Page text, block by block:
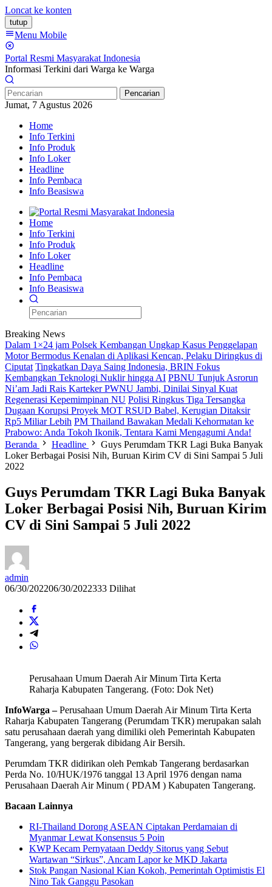
Loncat ke konten
tutup
Menu Mobile
Portal Resmi Masyarakat Indonesia
Informasi Terkini dari Warga ke Warga
Pencarian
Jumat, 7 Agustus 2026
Home
Info Terkini
Info Produk
Info Loker
Headline
Info Pembaca
Info Beasiswa
Home
Info Terkini
Info Produk
Info Loker
Headline
Info Pembaca
Info Beasiswa
Breaking News
Dalam 1×24 jam Polsek Kembangan Ungkap Kasus Penggelapan
Motor Bermodus Kenalan di Aplikasi Kencan, Pelaku Diringkus di
Ciputat Tingkatkan Daya Saing Indonesia, BRIN Fokus
Kembangkan Teknologi Nuklir hingga AI PBNU Tunjuk Asrorun
Ni’am Jadi Rais Karteker PWNU Jambi, Dinilai Sinyal Kuat
Regenerasi Kepemimpinan NU Polisi Ringkus Tiga Tersangka
Dugaan Korupsi Proyek MOT RSUD Babel, Kerugian Ditaksir
Rp5 Miliar Lebih PM Thailand Bawakan Medali Kehormatan ke
Prabowo: Anda Tokoh Ikonik, Tentara Kami Mengagumi Anda!
Beranda
Headline
Guys Perumdam TKR Lagi Buka Banyak
Loker Berbagai Posisi Nih, Buruan Kirim CV di Sini Sampai 5 Juli
2022
Guys Perumdam TKR Lagi Buka Banyak
Loker Berbagai Posisi Nih, Buruan Kirim
CV di Sini Sampai 5 Juli 2022
admin
06/30/202206/30/2022333 Dilihat
Perusahaan Umum Daerah Air Minum Tirta Kerta
Raharja Kabupaten Tangerang. (Foto: Dok Net)
InfoWarga –Perusahaan Umum Daerah Air Minum Tirta Kerta
Raharja Kabupaten Tangerang (Perumdam TKR) merupakan salah
satu perusahaan daerah yang dimiliki oleh Pemerintah Kabupaten
Tangerang, yang bergerak dibidang Air Bersih.
Perumdam TKR didirikan oleh Pemkab Tangerang berdasarkan
Perda No. 10/HUK/1976 tanggal 13 April 1976 dengan nama
Perusahaan Daerah Air Minum ( PDAM ) Kabupaten Tangerang.
Bacaan Lainnya
RI-Thailand Dorong ASEAN Ciptakan Perdamaian di
Myanmar Lewat Konsensus 5 Poin
KWP Kecam Pernyataan Deddy Sitorus yang Sebut
Wartawan “Sirkus”, Ancam Lapor ke MKD Jakarta
Stok Pangan Nasional Kian Kokoh, Pemerintah Optimistis El
Nino Tak Ganggu Pasokan